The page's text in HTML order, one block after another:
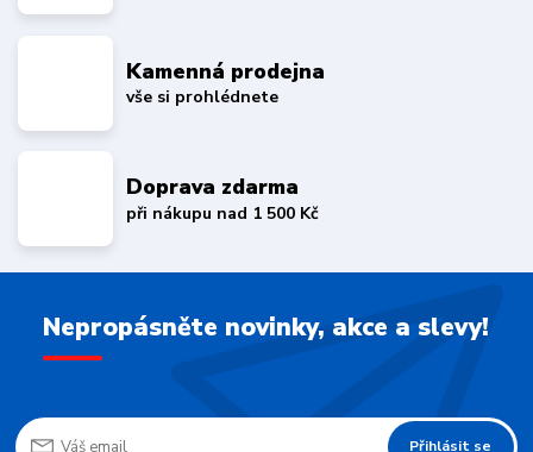
Kamenná prodejna
vše si prohlédnete
Doprava zdarma
při nákupu nad 1 500 Kč
Nepropásněte novinky, akce a slevy!
Přihlásit se